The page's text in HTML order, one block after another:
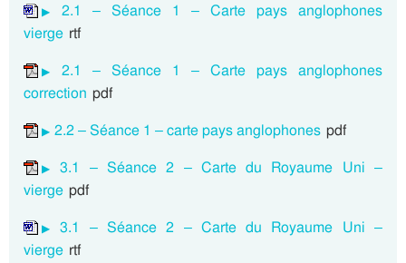
2.1 – Séance 1 – Carte pays anglophones
vierge rtf
2.1 – Séance 1 – Carte pays anglophones
correction pdf
2.2 – Séance 1 – carte pays anglophones pdf
3.1 – Séance 2 – Carte du Royaume Uni –
vierge pdf
3.1 – Séance 2 – Carte du Royaume Uni –
vierge rtf